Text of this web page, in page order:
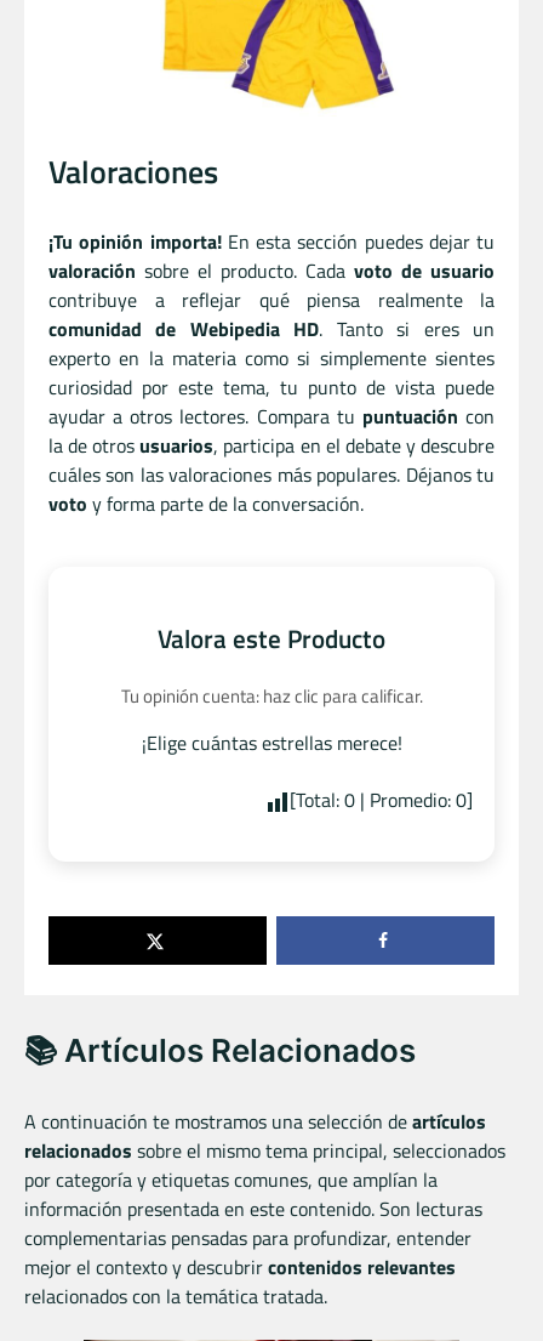
Valoraciones
¡Tu opinión importa!En esta sección puedes dejar tu
valoración sobre el producto. Cada voto de usuario
contribuye a reflejar qué piensa realmente la
comunidad de Webipedia HD. Tanto si eres un
experto en la materia como si simplemente sientes
curiosidad por este tema, tu punto de vista puede
ayudar a otros lectores. Compara tu puntuación con
la de otros usuarios, participa en el debate y descubre
cuáles son las valoraciones más populares. Déjanos tu
voto y forma parte de la conversación.
Valora este Producto
Tu opinión cuenta: haz clic para calificar.
¡Elige cuántas estrellas merece!
[Total:0| Promedio:0]
📚 Artículos Relacionados
A continuación te mostramos una selección deartículos
relacionados sobre el mismo tema principal, seleccionados
por categoría y etiquetas comunes, que amplían la
información presentada en este contenido. Son lecturas
complementarias pensadas para profundizar, entender
mejor el contexto y descubrircontenidos relevantes
relacionados con la temática tratada.